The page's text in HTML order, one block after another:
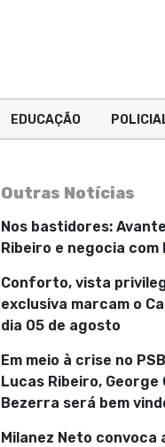
EDUCAÇÃO
Outras Notícias
Nos bastidores:
Ribeiro e negocia com
Conforto, vista
exclusiva marcam o
dia 05 de agosto
Em meio à crise no
Lucas Ribeiro, George
Bezerra será bem
Milanez Neto convoca